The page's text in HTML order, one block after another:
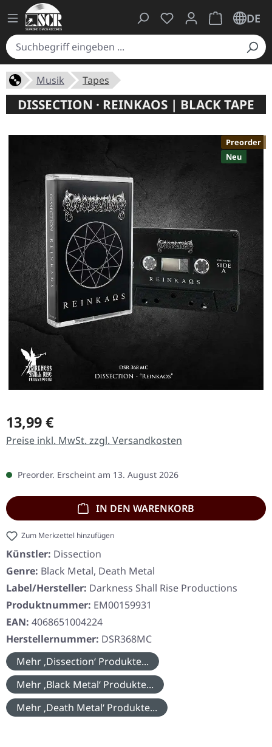
Du hast 0 Produkte
Warenkorb
DE
Musik Tapes
DISSECTION · REINKAOS | BLACK TAPE
Preorder
Neu
Regulärer Preis:
13,99 €
Preise inkl. MwSt. zzgl. Versandkosten
Preorder. Erscheint am 13. August 2026
IN DEN WARENKORB
Zum Merkzettel hinzufügen
Künstler: Dissection
Genre: Black Metal, Death Metal
Label/Hersteller: Darkness Shall Rise Productions
Produktnummer: EM00159931
EAN: 4068651004224
Herstellernummer: DSR368MC
Mehr ‚Dissection‘ Produkte...
Mehr ‚Black Metal‘ Produkte...
Mehr ‚Death Metal‘ Produkte...